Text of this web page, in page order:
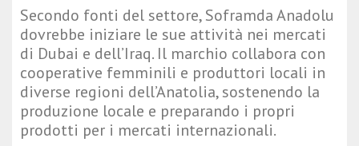
Secondo fonti del settore, Soframda Anadolu
dovrebbe iniziare le sue attività nei mercati
di Dubai e dell’Iraq. Il marchio collabora con
cooperative femminili e produttori locali in
diverse regioni dell’Anatolia, sostenendo la
produzione locale e preparando i propri
prodotti per i mercati internazionali.